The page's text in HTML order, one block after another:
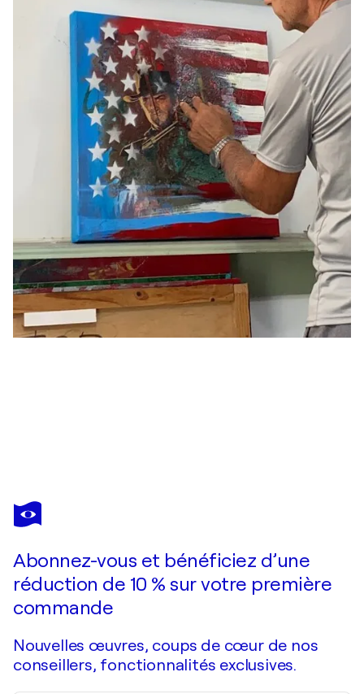
ALEKS ROSENBERG
8x8x64 - Chess Board Pieces
Abonnez-vous et bénéficiez d’une
réduction de 10 % sur votre première
commande
Nouvelles œuvres, coups de cœur de nos
conseillers, fonctionnalités exclusives.